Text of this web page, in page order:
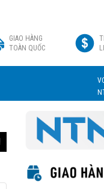
GIAO HÀNG
TOÀN QUỐC